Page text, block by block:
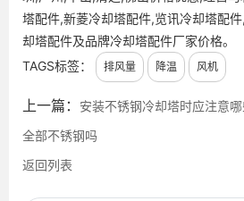
塔配件,新菱冷却塔配件,览讯冷却塔配
却塔配件及品牌冷却塔配件厂家价格。
TAGS标签：
排风量 降温 风机
上一篇：
安装不锈钢冷却塔时应注意
全部不锈钢吗
返回列表